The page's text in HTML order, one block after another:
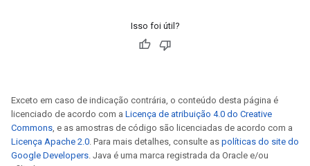
Isso foi útil?
Exceto em caso de indicação contrária, o conteúdo desta página é
licenciado de acordo com a Licença de atribuição 4.0 do Creative
Commons, e as amostras de código são licenciadas de acordo com a
Licença Apache 2.0. Para mais detalhes, consulte as políticas do site do
Google Developers. Java é uma marca registrada da Oracle e/ou